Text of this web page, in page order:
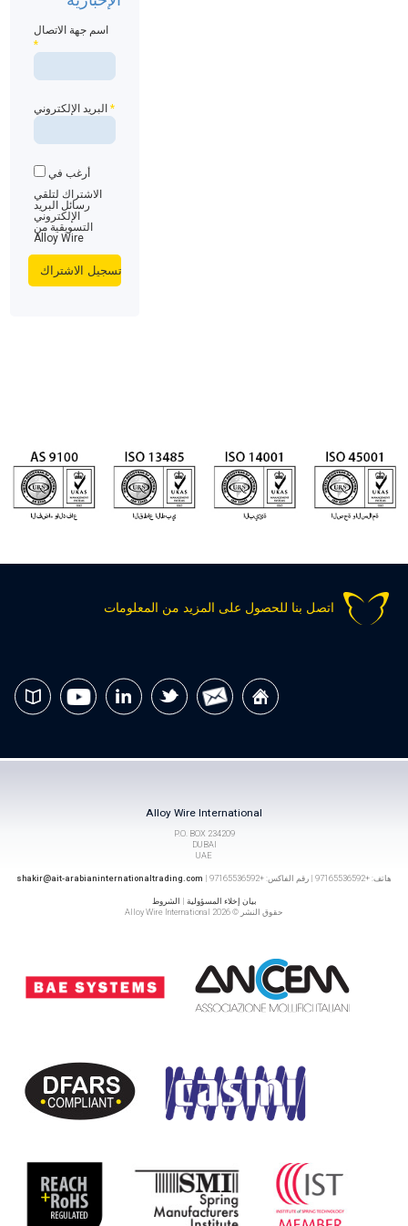
اسم جهة الاتصال
*
البريد الإلكتروني*
أرغب في
الاشتراك لتلقي
رسائل البريد
الإلكتروني
التسويقية من
Alloy Wire
اتصل بنا للحصول على المزيد من المعلومات
Alloy Wire International
P.O. BOX 234209
DUBAI
UAE
هاتف: +97165536592 | رقم الفاكس: +97165536592 | shakir@ait-arabianinternationaltrading.com
بيان إخلاء المسؤولية | الشروط
حقوق النشر © 2026 Alloy Wire International